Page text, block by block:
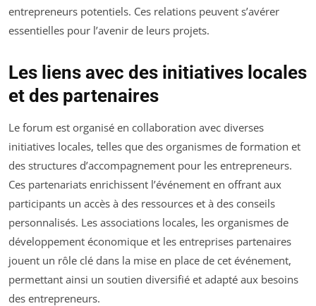
entrepreneurs potentiels. Ces relations peuvent s’avérer
essentielles pour l’avenir de leurs projets.
Les liens avec des initiatives locales
et des partenaires
Le forum est organisé en collaboration avec diverses
initiatives locales, telles que des organismes de formation et
des structures d’accompagnement pour les entrepreneurs.
Ces partenariats enrichissent l’événement en offrant aux
participants un accès à des ressources et à des conseils
personnalisés. Les associations locales, les organismes de
développement économique et les entreprises partenaires
jouent un rôle clé dans la mise en place de cet événement,
permettant ainsi un soutien diversifié et adapté aux besoins
des entrepreneurs.